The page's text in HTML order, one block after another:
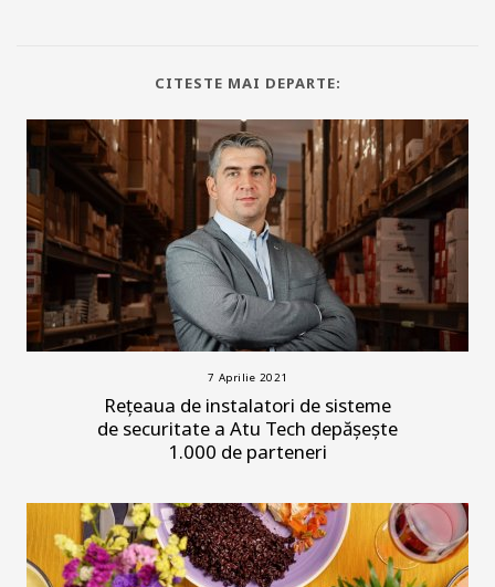
CITESTE MAI DEPARTE:
7 Aprilie 2021
Rețeaua de instalatori de sisteme
de securitate a Atu Tech depășește
1.000 de parteneri